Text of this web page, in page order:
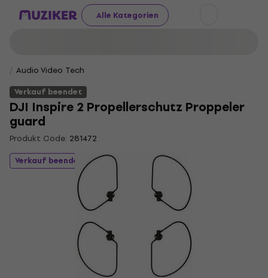
Alle Kategorien
Audio Video Tech
Verkauf beendet
DJI Inspire 2 Propellerschutz Proppeler
guard
Produkt Code: 281472
Verkauf beendet